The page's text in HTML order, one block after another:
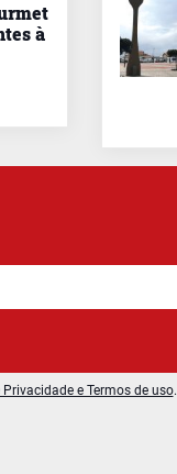
à
e Termos de uso.